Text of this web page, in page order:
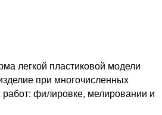
легкой пластиковой модели
при многочисленных
работ: филировке, мелировании и